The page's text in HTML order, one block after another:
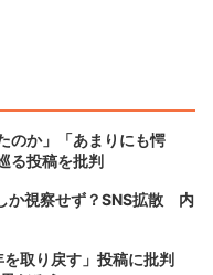
のか」「あまりにも愕
る投稿を批判
か視察せず？SNS拡散 内
を取り戻す」投稿に批判